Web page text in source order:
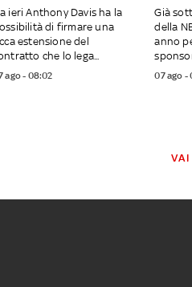
ieri Anthony Davis ha la
di firmare una
estensione del
che lo lega...
ago - 08:02
Già
della
anno
07 ago -